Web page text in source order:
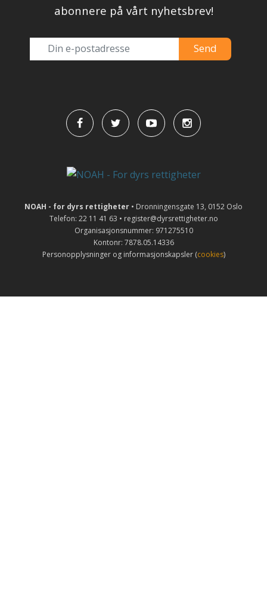
abonnere på vårt nyhetsbrev!
NOAH - for dyrs rettigheter • Dronningensgate 13, 0152 Oslo
Telefon: 22 11 41 63 • register@dyrsrettigheter.no
Organisasjonsnummer: 971275510
Kontonr: 7878.05.14336
Personopplysninger og informasjonskapsler (cookies)